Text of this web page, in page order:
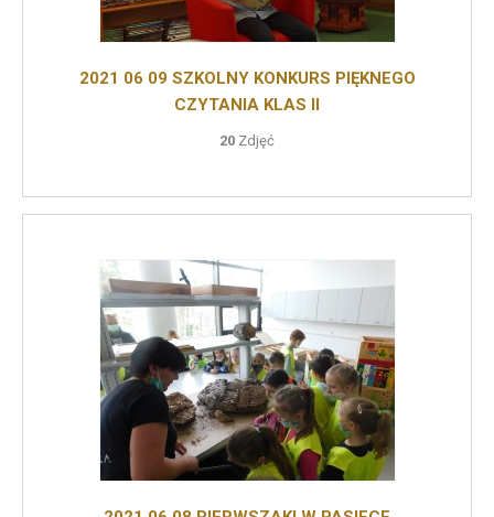
2021 06 09 SZKOLNY KONKURS PIĘKNEGO
CZYTANIA KLAS II
20 Zdjęć